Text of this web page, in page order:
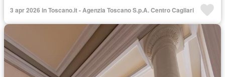
3 apr 2026 in Toscano.it - Agenzia Toscano S.p.A. Centro Cagliari